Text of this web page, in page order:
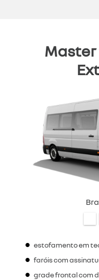
Master
estofamento em
faróis com
grade frontal com